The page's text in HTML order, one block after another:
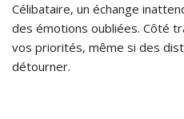
Célibataire, un échange
des émotions oubliées. Côté
vos priorités, même si des
détourner.